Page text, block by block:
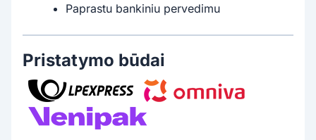
Paprastu bankiniu pervedimu
Pristatymo būdai